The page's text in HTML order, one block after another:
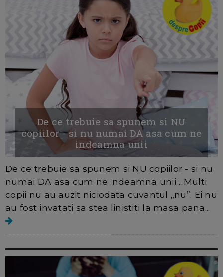
De ce trebuie sa spunem si NU
copiilor - si nu numai DA asa cum ne
indeamna unii
De ce trebuie sa spunem si NU copiilor - si nu
numai DA asa cum ne indeamna unii ...Multi
copii nu au auzit niciodata cuvantul „nu”. Ei nu
au fost invatati sa stea linistiti la masa pana...